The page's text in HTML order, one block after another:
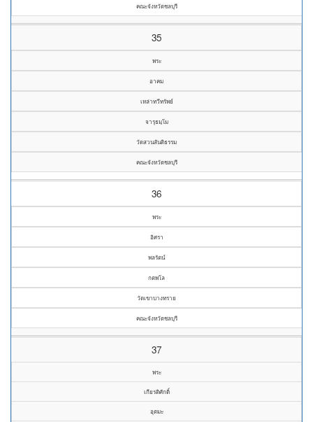
คณะจังหวัดชลบุรี
35
พระ
อาคม
เหล่าทวีทรัพย์
จารุธมฺโม
วัดสวนสันติธรรม
คณะจังหวัดชลบุรี
36
พระ
อิศรา
พลรัตน์
กตพโล
วัดเขาบางทราย
คณะจังหวัดชลบุรี
37
พระ
เกียรติศักดิ์
อุตมะ